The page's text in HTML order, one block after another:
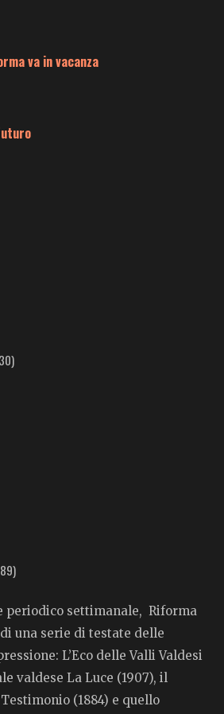
va in vacanza
periodico settimanale, Riforma
una serie di testate delle
L’Eco delle Valli Valdesi
valdese La Luce (1907), il
(1884) e quello